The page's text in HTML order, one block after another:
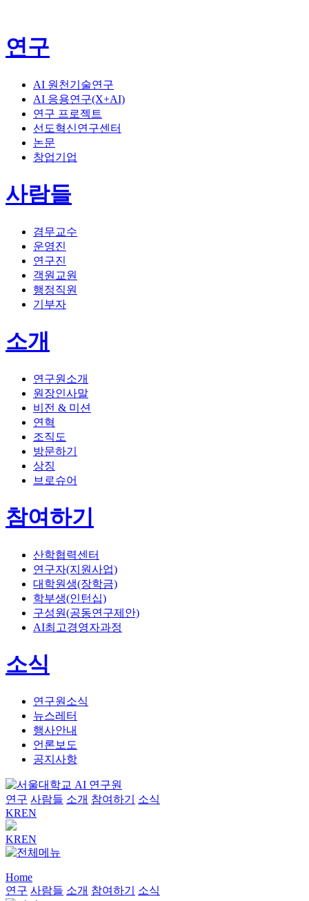
연구
AI 원천기술연구
AI 응용연구(X+AI)
연구 프로젝트
선도혁신연구센터
논문
창업기업
사람들
겸무교수
운영진
연구진
객원교원
행정직원
기부자
소개
연구원소개
원장인사말
비전 & 미션
연혁
조직도
방문하기
상징
브로슈어
참여하기
산학협력센터
연구자(지원사업)
대학원생(장학금)
학부생(인턴십)
구성원(공동연구제안)
AI최고경영자과정
소식
연구원소식
뉴스레터
행사안내
언론보도
공지사항
연구 사람들 소개 참여하기
소식
KREN
KREN
Home
연구 사람들 소개 참여하기 소식